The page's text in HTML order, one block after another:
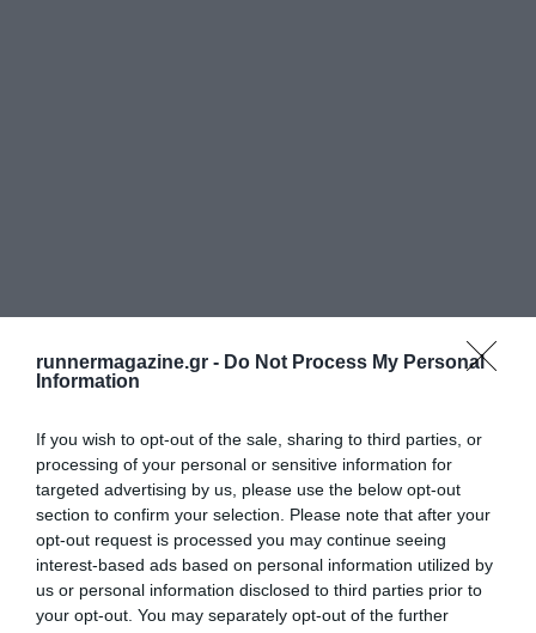
runnermagazine.gr - Do Not Process My Personal
Information
If you wish to opt-out of the sale, sharing to third parties, or
processing of your personal or sensitive information for
targeted advertising by us, please use the below opt-out
section to confirm your selection. Please note that after your
opt-out request is processed you may continue seeing
interest-based ads based on personal information utilized by
us or personal information disclosed to third parties prior to
your opt-out. You may separately opt-out of the further